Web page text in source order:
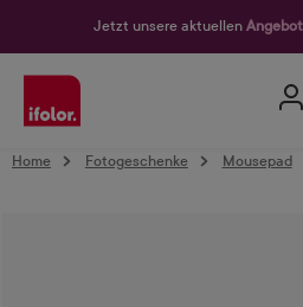
Jetzt unsere aktuellen
Home Fotogeschenke Mousepad